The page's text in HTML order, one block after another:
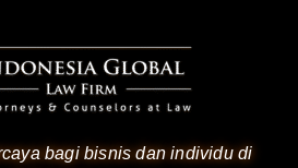
bagi bisnis dan individu di